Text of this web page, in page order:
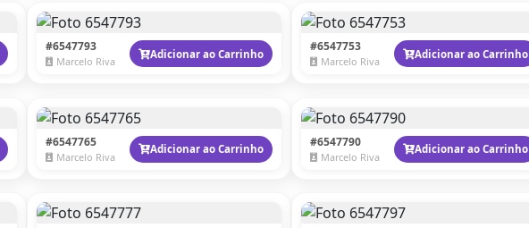
#6547793
Marcelo Riva
Adicionar ao Carrinho #6547753
Marcelo Riva
Adicionar ao Carrinho
#6547765
Marcelo Riva
Adicionar ao Carrinho #6547790
Marcelo Riva
Adicionar ao Carrinho